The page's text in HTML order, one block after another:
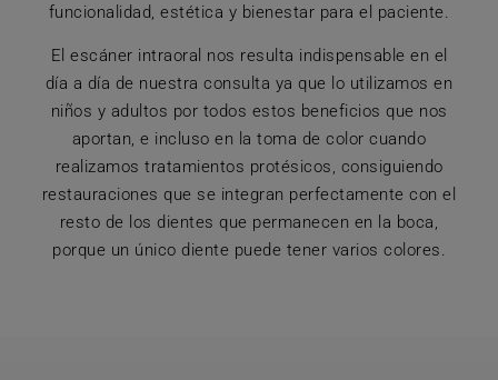
funcionalidad, estética y bienestar para el paciente.
El escáner intraoral nos resulta indispensable en el
día a día de nuestra consulta ya que lo utilizamos en
niños y adultos por todos estos beneficios que nos
aportan, e incluso en la toma de color cuando
realizamos tratamientos protésicos, consiguiendo
restauraciones que se integran perfectamente con el
resto de los dientes que permanecen en la boca,
porque un único diente puede tener varios colores.